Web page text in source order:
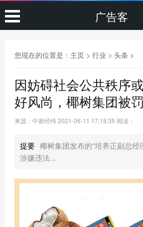
广告客
您现在的位置是： 主页> 行业 > 头条 >
因妨碍社会公共秩序
好风尚，椰树集团被
来源：中新经纬2021-06-11 17:18:35 阅读：
提要 椰树集团发布的“培养正副总经
涉嫌违法...